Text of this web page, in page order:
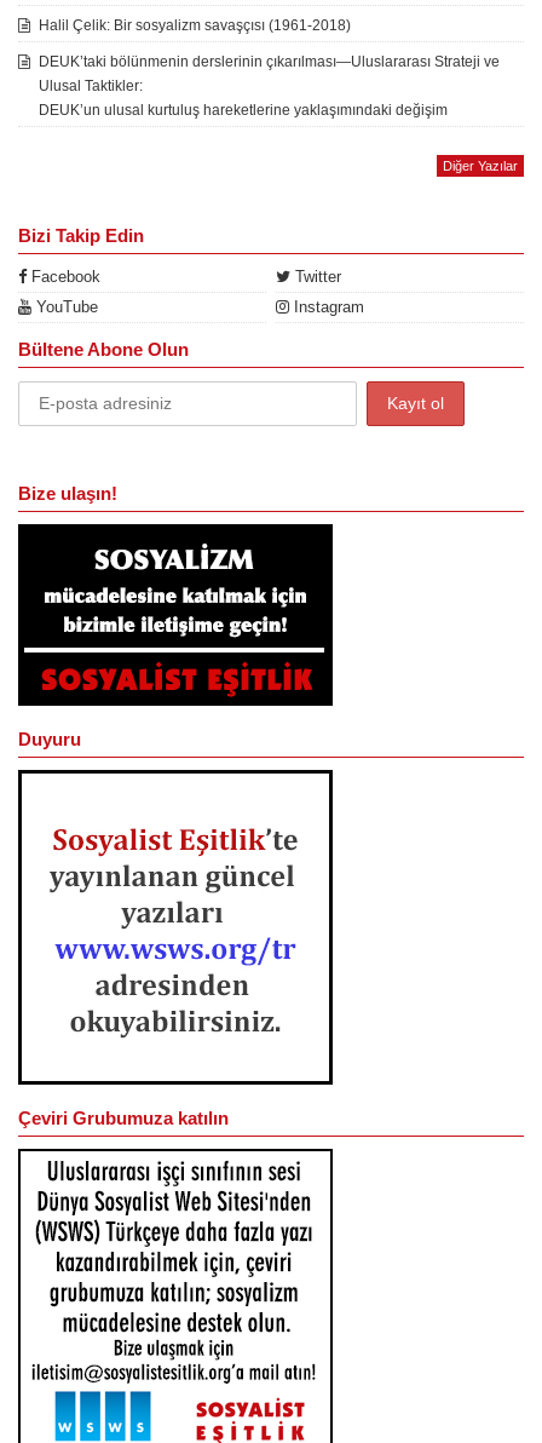
Halil Çelik: Bir sosyalizm savaşçısı (1961-2018)
DEUK’taki bölünmenin derslerinin çıkarılması—Uluslararası Strateji ve
Ulusal Taktikler:
DEUK’un ulusal kurtuluş hareketlerine yaklaşımındaki değişim
Diğer Yazılar
Bizi Takip Edin
Facebook
Twitter
YouTube
Instagram
Bültene Abone Olun
Bize ulaşın!
Duyuru
Çeviri Grubumuza katılın